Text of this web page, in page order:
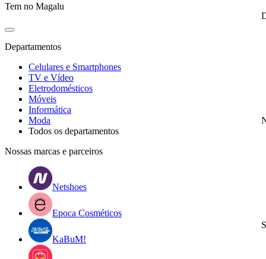
Tem no Magalu
Departamentos
Celulares e Smartphones
TV e Vídeo
Eletrodomésticos
Móveis
Informática
Moda
Todos os departamentos
Nossas marcas e parceiros
Netshoes
Epoca Cosméticos
KaBuM!